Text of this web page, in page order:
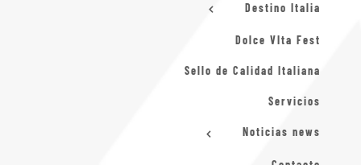
Destino Italia
Dolce VIta Fest
Sello de Calidad Italiana
Servicios
Noticias news